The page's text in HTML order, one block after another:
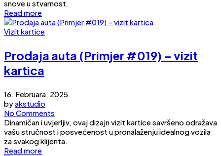
snove u stvarnost.
Read more
Vizit kartice
Prodaja auta (Primjer #019) – vizit
kartica
16. Februara, 2025
byakstudio
No Comments
Dinamičan i uvjerljiv, ovaj dizajn vizit kartice savršeno odražava
vašu stručnost i posvećenost u pronalaženju idealnog vozila
za svakog klijenta.
Read more